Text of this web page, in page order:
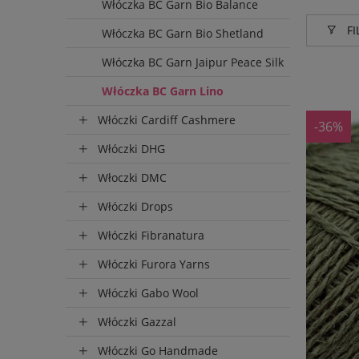
Włóczka BC Garn Bio Balance
Włóczka BC Garn Bio Shetland
Włóczka BC Garn Jaipur Peace Silk
Włóczka BC Garn Lino
Włóczki Cardiff Cashmere
Włóczki DHG
Włoczki DMC
Włóczki Drops
Włóczki Fibranatura
Włóczki Furora Yarns
Włóczki Gabo Wool
Włóczki Gazzal
Włóczki Go Handmade
Wysyłka
-36%